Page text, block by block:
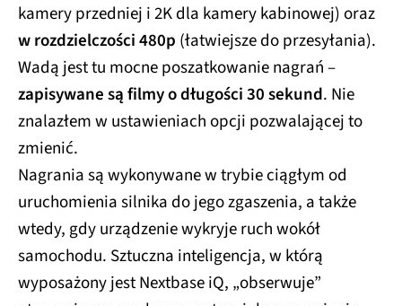
kamery przedniej i 2K dla kamery kabinowej) oraz
w rozdzielczości 480p (łatwiejsze do przesyłania).
Wadą jest tu mocne poszatkowanie nagrań –
zapisywane są filmy o długości 30 sekund. Nie
znalazłem w ustawieniach opcji pozwalającej to
zmienić.
Nagrania są wykonywane w trybie ciągłym od
uruchomienia silnika do jego zgaszenia, a także
wtedy, gdy urządzenie wykryje ruch wokół
samochodu. Sztuczna inteligencja, w którą
wyposażony jest Nextbase iQ, „obserwuje”